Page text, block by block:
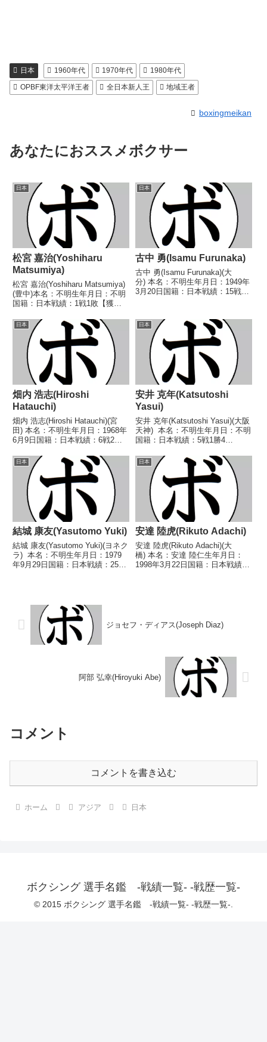
日本 1960年代 1970年代
1980年代
OPBF東洋太平洋王者
全日本新人王 地域王者
boxingmeikan
あなたにおススメボクサー
日本
松宮 嘉治(Yoshiharu
Matsumiya)
松宮 嘉治(Yoshiharu Matsumiya)
(豊中)本名：不明生年月日：不明
国籍：日本戦績：1戦1敗【獲得
1950/01/03 ●2RKO 安川 一郎
(タイガー)【補足情報】・戦績/戦
歴は判明済みのもののみ記載...
日本
古中 勇(Isamu Furunaka)
古中 勇(Isamu Furunaka)(大
分) 本名：不明生年月日：1949年
3月20日国籍：日本戦績：15戦7
判定 (採点不明) 川上 勝美(リキ
金谷)19...
日本
畑内 浩志(Hiroshi
Hatauchi)
畑内 浩志(Hiroshi Hatauchi)(宮
田) 本名：不明生年月日：1968年
6月9日国籍：日本戦績：6戦2勝
し 【戦歴】■1991年度東日本ス
ーパーライト級新人王予選
1991/07/11 ●1RT...
日本
安井 克年(Katsutoshi
Yasui)
安井 克年(Katsutoshi Yasui)(大阪
天神) 本名：不明生年月日：不明
国籍：日本戦績：5戦1勝4
歴】2015/02/18 ●2RKO キ
ム・キナム(韓)2015/08/30
●1RKO 岩田...
日本
結城 康友(Yasutomo Yuki)
結城 康友(Yasutomo Yuki)(ヨネク
ラ) 本名：不明生年月日：1979
年9月29日国籍：日本戦績：25戦
1996/12/15 ○4...
日本
安達 陸虎(Rikuto Adachi)
安達 陸虎(Rikuto Adachi)(大
橋) 本名：安達 陸仁生年月日：
1998年3月22日国籍：日本戦績：
ジョセフ・ディアス(Joseph Diaz)
阿部 弘幸(Hiroyuki Abe)
コメント
コメントを書き込む
ホーム アジア 日本
ボクシング 選手名鑑 -戦績一覧- -戦歴一覧-
© 2015 ボクシング 選手名鑑 -戦績一覧- -戦歴一覧-.